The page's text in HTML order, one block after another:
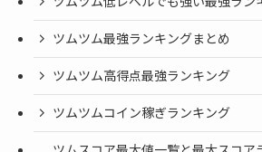
ツムツム最強ランキングまとめ
ツムツム高得点最強ランキング
ツムツムコイン稼ぎランキング